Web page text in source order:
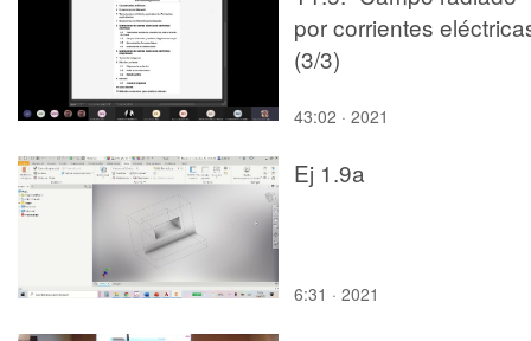
por corrientes
(3/3)
43:02 · 2021
Ej 1.9a
6:31 · 2021